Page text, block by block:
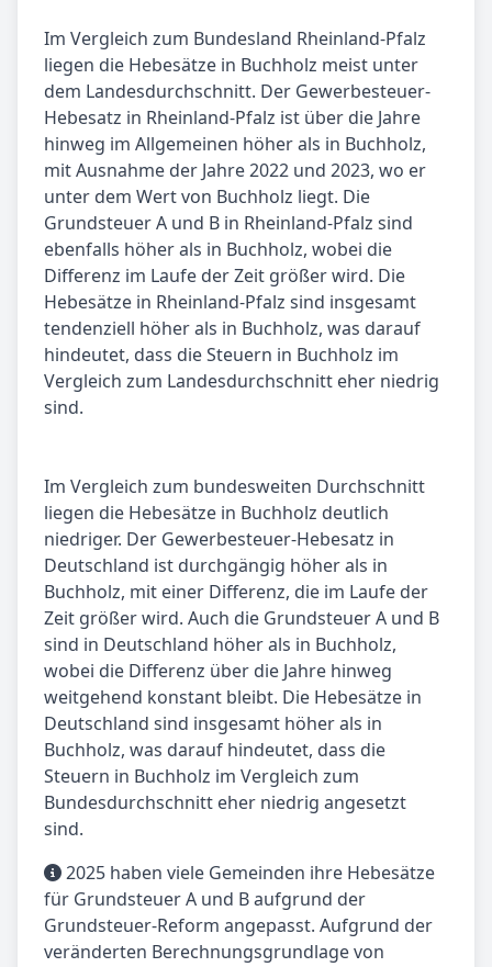
Im Vergleich zum Bundesland Rheinland-Pfalz
liegen die Hebesätze in Buchholz meist unter
dem Landesdurchschnitt. Der Gewerbesteuer-
Hebesatz in Rheinland-Pfalz ist über die Jahre
hinweg im Allgemeinen höher als in Buchholz,
mit Ausnahme der Jahre 2022 und 2023, wo er
unter dem Wert von Buchholz liegt. Die
Grundsteuer A und B in Rheinland-Pfalz sind
ebenfalls höher als in Buchholz, wobei die
Differenz im Laufe der Zeit größer wird. Die
Hebesätze in Rheinland-Pfalz sind insgesamt
tendenziell höher als in Buchholz, was darauf
hindeutet, dass die Steuern in Buchholz im
Vergleich zum Landesdurchschnitt eher niedrig
sind.
Im Vergleich zum bundesweiten Durchschnitt
liegen die Hebesätze in Buchholz deutlich
niedriger. Der Gewerbesteuer-Hebesatz in
Deutschland ist durchgängig höher als in
Buchholz, mit einer Differenz, die im Laufe der
Zeit größer wird. Auch die Grundsteuer A und B
sind in Deutschland höher als in Buchholz,
wobei die Differenz über die Jahre hinweg
weitgehend konstant bleibt. Die Hebesätze in
Deutschland sind insgesamt höher als in
Buchholz, was darauf hindeutet, dass die
Steuern in Buchholz im Vergleich zum
Bundesdurchschnitt eher niedrig angesetzt
sind.
2025 haben viele Gemeinden ihre Hebesätze
für Grundsteuer A und B aufgrund der
Grundsteuer-Reform angepasst. Aufgrund der
veränderten Berechnungsgrundlage von